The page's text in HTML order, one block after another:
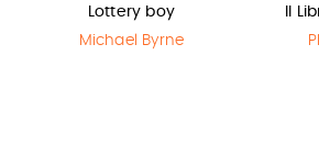
Lottery boy
Michael Byrne
Il